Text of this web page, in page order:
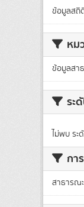
ข้อมูลสถิ
หม
ข้อมูลสา
ระ
ไม่พบ ร
กา
สาธารณะ